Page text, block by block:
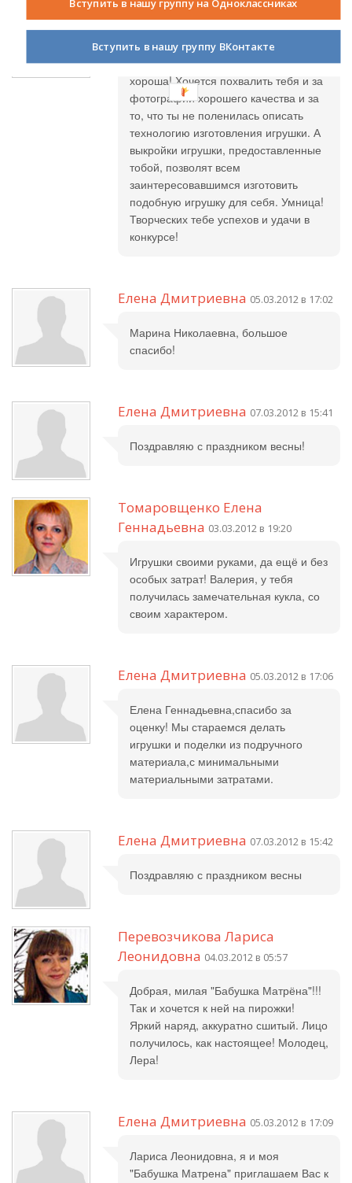
Вайчикаускас Марина
Николаевна 03.03.2012 в 15:12
Лера, твоя "Бабушка Матрена" очень
хороша! Хочется похвалить тебя и за
фотографии хорошего качества и за
то, что ты не поленилась описать
технологию изготовления игрушки. А
выкройки игрушки, предоставленные
тобой, позволят всем
заинтересовавшимся изготовить
подобную игрушку для себя. Умница!
Творческих тебе успехов и удачи в
конкурсе!
Елена Дмитриевна 05.03.2012 в 17:02
Марина Николаевна, большое
спасибо!
Елена Дмитриевна 07.03.2012 в 15:41
Поздравляю с праздником весны!
Томаровщенко Елена
Геннадьевна 03.03.2012 в 19:20
Игрушки своими руками, да ещё и без
особых затрат! Валерия, у тебя
получилась замечательная кукла, со
своим характером.
Елена Дмитриевна 05.03.2012 в 17:06
Елена Геннадьевна,спасибо за
оценку! Мы стараемся делать
игрушки и поделки из подручного
материала,с минимальными
материальными затратами.
Елена Дмитриевна 07.03.2012 в 15:42
Поздравляю с праздником весны
Перевозчикова Лариса
Леонидовна 04.03.2012 в 05:57
Добрая, милая "Бабушка Матрёна"!!!
Так и хочется к ней на пирожки!
Яркий наряд, аккуратно сшитый. Лицо
получилось, как настоящее! Молодец,
Лера!
Елена Дмитриевна 05.03.2012 в 17:09
Лариса Леонидовна, я и моя
"Бабушка Матрена" приглашаем Вас к
Вступить в нашу группу ВКонтакте